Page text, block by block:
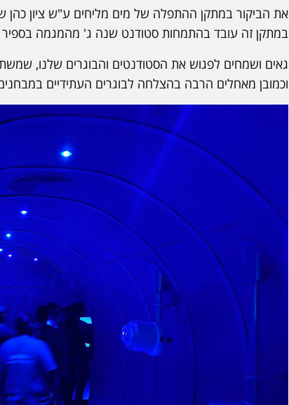
את הביקור במתקן ההתפלה של מים מליחים ע"ש ציון כהן
במתקן זה עובד בהתמחות סטודנט שנה ג' מהמגמה בספיר
גאים ושמחים לפגוש את הסטודנטים והבוגרים שלנו,
וכמובן מאחלים הרבה בהצלחה לבוגרים העתידיים